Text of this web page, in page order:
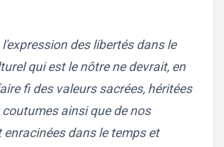
l'expression des libertés dans le
qui est le nôtre ne devrait, en
fi des valeurs sacrées, héritées
ainsi que de nos
enracinées dans le temps et